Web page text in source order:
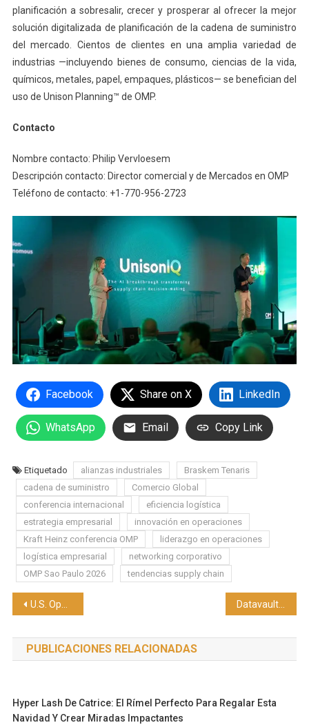
planificación a sobresalir, crecer y prosperar al ofrecer la mejor
solución digitalizada de planificación de la cadena de suministro
del mercado. Cientos de clientes en una amplia variedad de
industrias —incluyendo bienes de consumo, ciencias de la vida,
químicos, metales, papel, empaques, plásticos— se benefician del
uso de Unison Planning™ de OMP.
Contacto
Nombre contacto: Philip Vervloesem
Descripción contacto: Director comercial y de Mercados en OMP
Teléfono de contacto: +1-770-956-2723
Facebook Share on X LinkedIn
WhatsApp Email Copy Link
Etiquetado alianzas industriales
Braskem Tenaris
cadena de suministro
Comercio Global
conferencia internacional
eficiencia logística
estrategia empresarial
innovación en operaciones
Kraft Heinz conferencia OMP
liderazgo en operaciones
logística empresarial
networking corporativo
OMP Sao Paulo 2026
tendencias supply chain
Navegación
de
entradas
U.S. Open Women’s Polo Championship® 2026 concluye con el apoyo de U.S. Polo Assn. Datavault AI y TBURN Chain alinean K-Pop, e-sports y cultura coreana con datos y activos tokenizados
PUBLICACIONES RELACIONADAS
Hyper Lash De Catrice: El Rímel Perfecto Para Regalar Esta
Navidad Y Crear Miradas Impactantes